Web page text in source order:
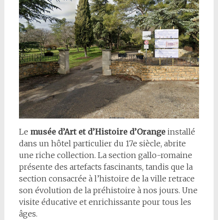
Le musée d’Art et d’Histoire d’Orangeinstallé
dans un hôtel particulier du 17e siècle, abrite
une riche collection. La section gallo-romaine
présente des artefacts fascinants, tandis que la
section consacrée à l’histoire de la ville retrace
son évolution de la préhistoire à nos jours. Une
visite éducative et enrichissante pour tous les
âges.